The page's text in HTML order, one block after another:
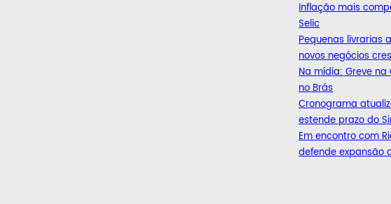
Inflação mais
Selic
Pequenas livrarias
novos negócios
Na mídia: Greve na
no Brás
Cronograma
estende prazo do
Em encontro com
defende expansão